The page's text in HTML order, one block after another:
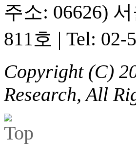
주소: 06626)
811호 | Tel: 02-
Copyright (C)
Research, All